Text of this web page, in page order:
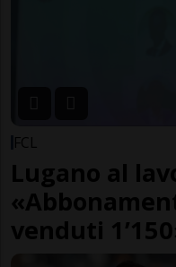
FCL
Lugano al
venduti